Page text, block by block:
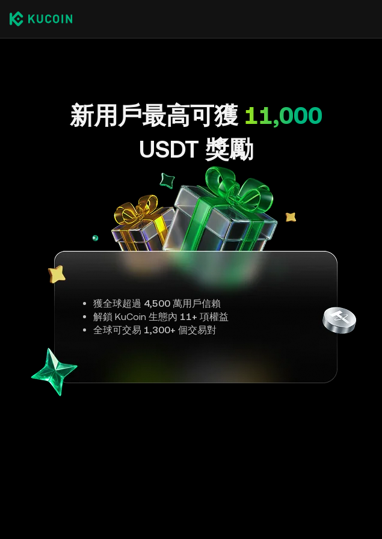
新用戶最高可獲 11,000
USDT 獎勵
獲全球超過 4,500 萬用戶信賴
解鎖 KuCoin 生態內 11+ 項權益
全球可交易 1,300+ 個交易對